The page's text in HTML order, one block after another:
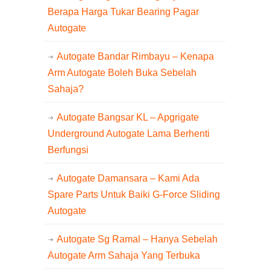
Berapa Harga Tukar Bearing Pagar
Autogate
Autogate Bandar Rimbayu – Kenapa
Arm Autogate Boleh Buka Sebelah
Sahaja?
Autogate Bangsar KL – Apgrigate
Underground Autogate Lama Berhenti
Berfungsi
Autogate Damansara – Kami Ada
Spare Parts Untuk Baiki G-Force Sliding
Autogate
Autogate Sg Ramal – Hanya Sebelah
Autogate Arm Sahaja Yang Terbuka